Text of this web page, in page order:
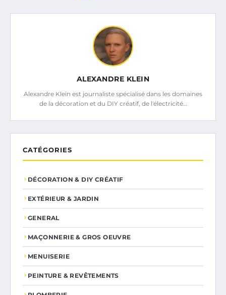
ALEXANDRE KLEIN
Alexandre Klein est journaliste spécialisé dans les domaines
de la décoration et du DIY créatif, de l'électricité…
CATÉGORIES
DÉCORATION & DIY CRÉATIF
EXTÉRIEUR & JARDIN
GENERAL
MAÇONNERIE & GROS OEUVRE
MENUISERIE
PEINTURE & REVÊTEMENTS